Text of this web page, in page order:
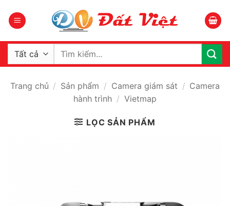
qua
dung
Tìm
Trang chủ / Sản phẩm / Camera giám sát / Camera
hành trình / Vietmap
LỌC SẢN PHẨM